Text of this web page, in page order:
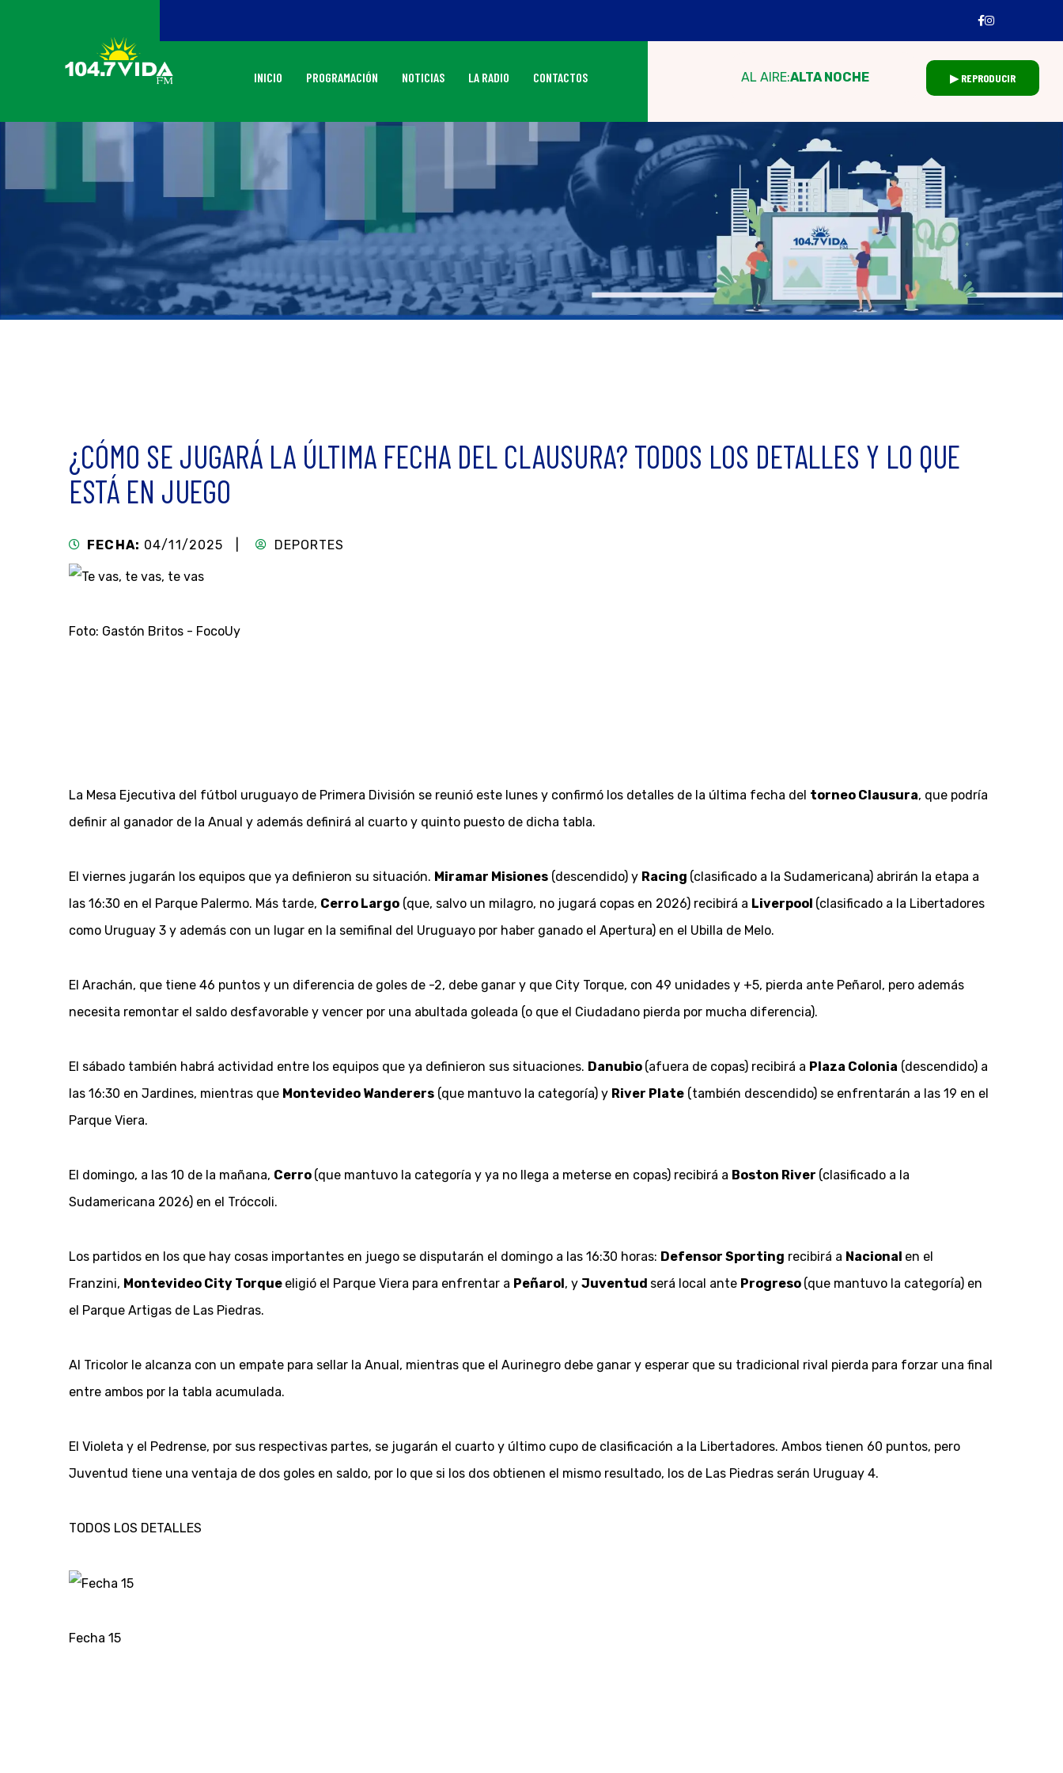
INICIO PROGRAMACIÓN NOTICIAS LA RADIO CONTACTOS AL AIRE:ALTA NOCHE ▶ REPRODUCIR
¿CÓMO SE JUGARÁ LA ÚLTIMA FECHA DEL CLAUSURA? TODOS LOS DETALLES Y LO QUE
ESTÁ EN JUEGO
FECHA: 04/11/2025 | DEPORTES
Foto: Gastón Britos - FocoUy
La Mesa Ejecutiva del fútbol uruguayo de Primera División se reunió este lunes y confirmó los detalles de la última fecha del torneo Clausura, que podría
definir al ganador de la Anual y además definirá al cuarto y quinto puesto de dicha tabla.
El viernes jugarán los equipos que ya definieron su situación. Miramar Misiones (descendido) y Racing (clasificado a la Sudamericana) abrirán la etapa a
las 16:30 en el Parque Palermo. Más tarde, Cerro Largo (que, salvo un milagro, no jugará copas en 2026) recibirá a Liverpool (clasificado a la Libertadores
como Uruguay 3 y además con un lugar en la semifinal del Uruguayo por haber ganado el Apertura) en el Ubilla de Melo.
El Arachán, que tiene 46 puntos y un diferencia de goles de -2, debe ganar y que City Torque, con 49 unidades y +5, pierda ante Peñarol, pero además
necesita remontar el saldo desfavorable y vencer por una abultada goleada (o que el Ciudadano pierda por mucha diferencia).
El sábado también habrá actividad entre los equipos que ya definieron sus situaciones. Danubio (afuera de copas) recibirá a Plaza Colonia (descendido) a
las 16:30 en Jardines, mientras que Montevideo Wanderers (que mantuvo la categoría) y River Plate (también descendido) se enfrentarán a las 19 en el
Parque Viera.
El domingo, a las 10 de la mañana, Cerro (que mantuvo la categoría y ya no llega a meterse en copas) recibirá a Boston River (clasificado a la
Sudamericana 2026) en el Tróccoli.
Los partidos en los que hay cosas importantes en juego se disputarán el domingo a las 16:30 horas: Defensor Sporting recibirá a Nacional en el
Franzini, Montevideo City Torque eligió el Parque Viera para enfrentar a Peñarol, y Juventud será local ante Progreso (que mantuvo la categoría) en
el Parque Artigas de Las Piedras.
Al Tricolor le alcanza con un empate para sellar la Anual, mientras que el Aurinegro debe ganar y esperar que su tradicional rival pierda para forzar una final
entre ambos por la tabla acumulada.
El Violeta y el Pedrense, por sus respectivas partes, se jugarán el cuarto y último cupo de clasificación a la Libertadores. Ambos tienen 60 puntos, pero
Juventud tiene una ventaja de dos goles en saldo, por lo que si los dos obtienen el mismo resultado, los de Las Piedras serán Uruguay 4.
TODOS LOS DETALLES
Fecha 15